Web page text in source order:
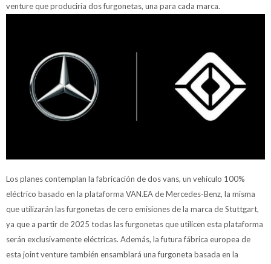
venture que produciría dos furgonetas, una para cada marca.
Los planes contemplan la fabricación de dos vans, un vehículo 100%
eléctrico basado en la plataforma VAN.EA de Mercedes-Benz, la misma
que utilizarán las furgonetas de cero emisiones de la marca de Stuttgart,
ya que a partir de 2025 todas las furgonetas que utilicen esta plataforma
serán exclusivamente eléctricas. Además, la futura fábrica europea de
esta joint venture también ensamblará una furgoneta basada en la